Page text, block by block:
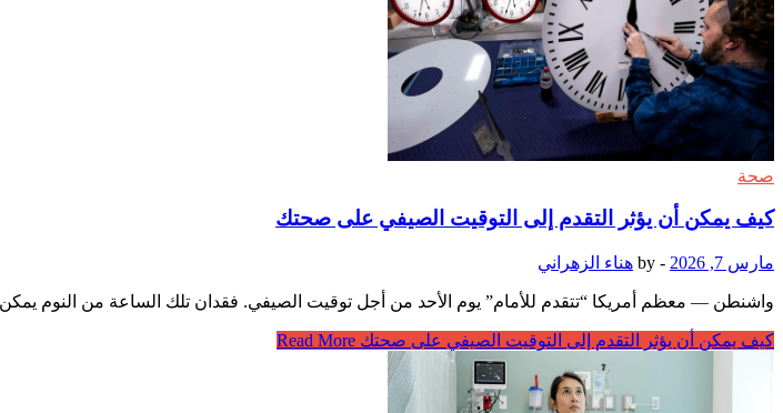
صحة
كيف يمكن أن يؤثر التقدم إلى التوقيت الصيفي على صحتك
مارس 7, 2026 -
by هناء الزهراني
واشنطن — معظم أمريكا “تتقدم للأمام” يوم الأحد من أجل توقيت الصيفي. فقدان تلك الساعة من النوم
كيف يمكن أن يؤثر التقدم إلى التوقيت الصيفي على صحتك